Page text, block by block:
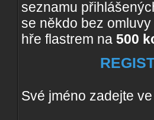
seznamu
se někdo bez
hře flastrem na 500
Své jméno zadejte